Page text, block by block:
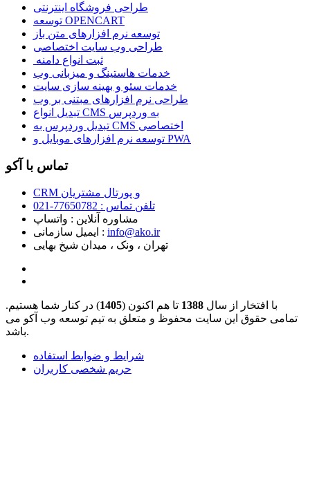
طراحی فروشگاه اینترنتی
توسعه OPENCART
توسعه نرم افزارهای متن باز
طراحی وب سایت اختصاصی
ثبت انواع دامنه
خدمات هاستینگ و میزبانی وب
خدمات سئو و بهینه سازی سایت
طراحی نرم افزارهای مبتنی بر وب
تبدیل انواع CMS به وردپرس
تبدیل وردپرس به CMS اختصاصی
توسعه نرم افزارهای موبایل و PWA
تماس با آکو
CRM و پورتال مشتریان
تلفن تماس :‌ 77650782-021
مشاوره آنلاین : واتساپ
ایمیل سازمانی :‌ info@ako.ir
تهران ، ونک ، میدان شیخ بهایی
با افتخار از سال 1388 تا هم اکنون (1405) در کنار شما هستیم.
تمامی حقوق این سایت محفوظ و متعلق به تیم توسعه وب آکو می
باشد.
شرایط و ضوابط استفاده
حریم شخصی کاربران